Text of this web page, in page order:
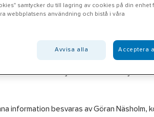
med etablering i Karlshamn.
i Karlshamn. Med förvärvet av
utveckla vårt erbjudande till såväl
information besvaras av Göran
samtycker du till lagring av cookies på din enhet
webbplatsens användning och bistå i våra
Avvisa alla Acceptera